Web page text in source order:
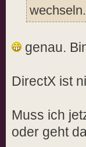
wechseln.
genau.
DirectX ist
Muss ich
oder geht